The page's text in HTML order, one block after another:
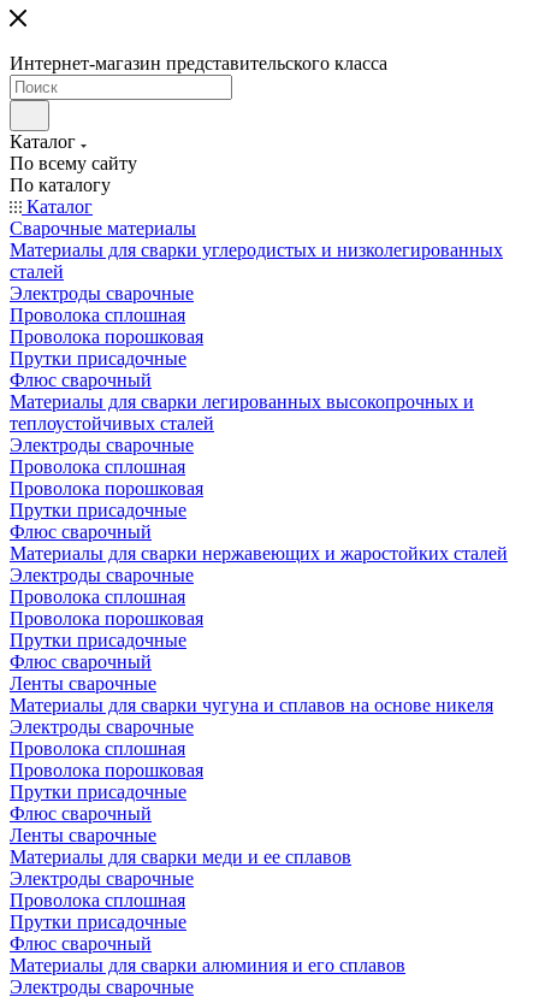
Интернет-магазин представительского класса
Каталог
По всему сайту
По каталогу
Каталог
Сварочные материалы
Материалы для сварки углеродистых и низколегированных
сталей
Электроды сварочные
Проволока сплошная
Проволока порошковая
Прутки присадочные
Флюс сварочный
Материалы для сварки легированных высокопрочных и
теплоустойчивых сталей
Электроды сварочные
Проволока сплошная
Проволока порошковая
Прутки присадочные
Флюс сварочный
Материалы для сварки нержавеющих и жаростойких сталей
Электроды сварочные
Проволока сплошная
Проволока порошковая
Прутки присадочные
Флюс сварочный
Ленты сварочные
Материалы для сварки чугуна и сплавов на основе никеля
Электроды сварочные
Проволока сплошная
Проволока порошковая
Прутки присадочные
Флюс сварочный
Ленты сварочные
Материалы для сварки меди и ее сплавов
Электроды сварочные
Проволока сплошная
Прутки присадочные
Флюс сварочный
Материалы для сварки алюминия и его сплавов
Электроды сварочные